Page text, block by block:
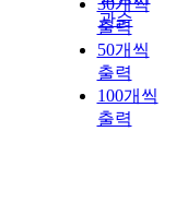
관순
30개씩
출력
50개씩
출력
100개씩
출력